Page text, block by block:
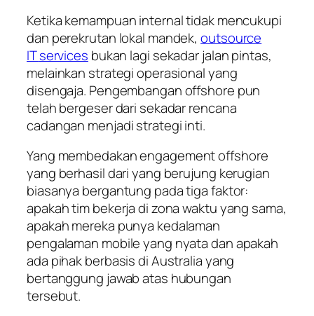
Ketika kemampuan internal tidak mencukupi
dan perekrutan lokal mandek,outsource
ITservices bukan lagi sekadar jalan pintas,
melainkan strategi operasional yang
disengaja. Pengembangan offshore pun
telah bergeser dari sekadar rencana
cadangan menjadi strategi inti.
Yang membedakan engagement offshore
yang berhasil dari yang berujung kerugian
biasanya bergantung pada tiga faktor:
apakah tim bekerja di zona waktu yang sama,
apakah mereka punya kedalaman
pengalaman mobile yang nyata dan apakah
ada pihak berbasis di Australia yang
bertanggung jawab atas hubungan
tersebut.